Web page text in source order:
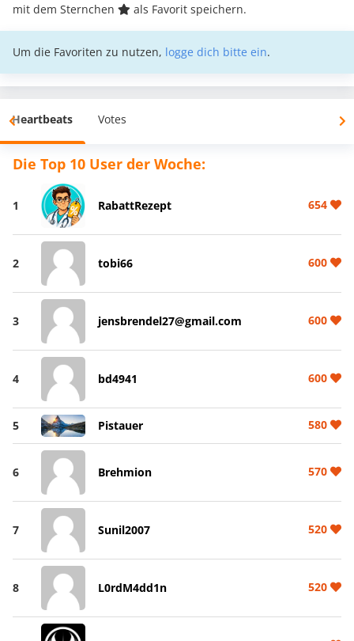
mit dem Sternchen
als Favorit speichern.
Um die Favoriten zu nutzen, logge dich bitte ein.
Heartbeats Votes
Die Top 10 User der Woche:
1 RabattRezept 654
2 tobi66 600
3 jensbrendel27@gmail.com 600
4 bd4941 600
5 Pistauer 580
6 Brehmion 570
7 Sunil2007 520
8 L0rdM4dd1n 520